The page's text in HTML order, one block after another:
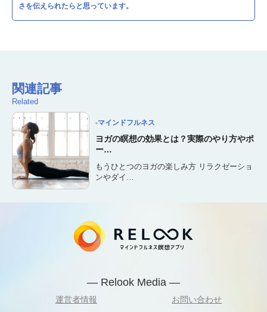
さを伝えられたらと思っています。
関連記事
Related
-マインドフルネス
ヨガの瞑想の効果とは？実際のやり方やポ
ー…
もうひとつのヨガの楽しみ方 リラクゼーショ
ンやダイ…
— Relook Media —
運営者情報
お問い合わせ